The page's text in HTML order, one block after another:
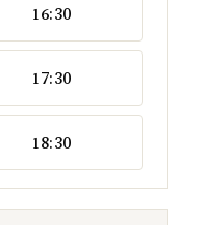
16:30
17:30
18:30